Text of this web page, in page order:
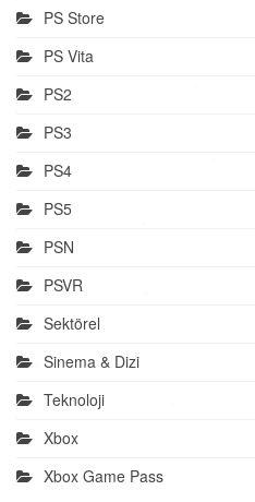
PS Store
PS Vita
PS2
PS3
PS4
PS5
PSN
PSVR
Sektörel
Sinema & Dizi
Teknoloji
Xbox
Xbox Game Pass